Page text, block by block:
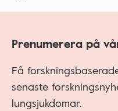
Prenumerera på
Få
senaste
lungsjukdomar.